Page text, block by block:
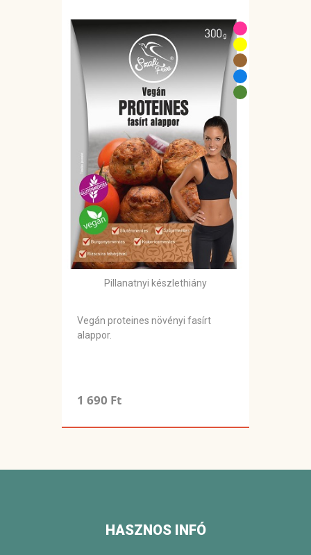
Pillanatnyi készlethiány
Vegán proteines növényi fasírt
alappor.
1 690 Ft
HASZNOS INFÓ